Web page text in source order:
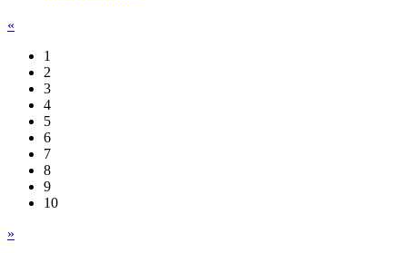
«
1
2
3
4
5
6
7
8
9
10
»